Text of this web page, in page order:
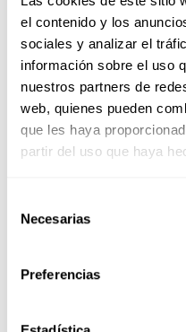
el contenido y los
sociales y analizar el
información sobre el uso
nuestros partners de
web, quienes pueden
que les haya
partir del uso que haya
Necesarias
Preferencias
luego se arrancan
favoritos: la queja 24/
ordenad@s y
maniacas del tipo:
junta porque mi jefe
“no me siento a
mobiliario del
Algo tremendo de